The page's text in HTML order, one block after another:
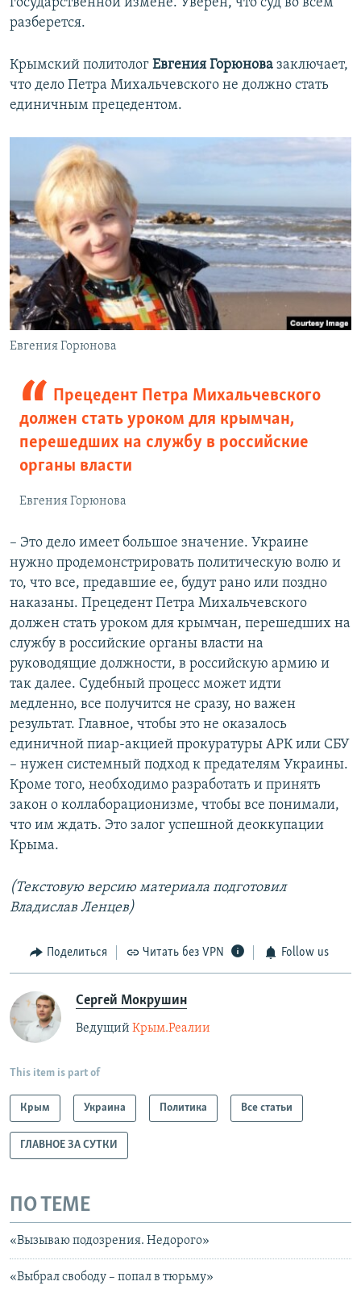
государственной измене. Уверен, что суд во всем
разберется.
Крымский политолог Евгения Горюнова заключает,
что дело Петра Михальчевского не должно стать
единичным прецедентом.
Евгения Горюнова
Прецедент Петра Михальчевского
должен стать уроком для крымчан,
перешедших на службу в российские
органы власти
Евгения Горюнова
– Это дело имеет большое значение. Украине
нужно продемонстрировать политическую волю и
то, что все, предавшие ее, будут рано или поздно
наказаны. Прецедент Петра Михальчевского
должен стать уроком для крымчан, перешедших на
службу в российские органы власти на
руководящие должности, в российскую армию и
так далее. Судебный процесс может идти
медленно, все получится не сразу, но важен
результат. Главное, чтобы это не оказалось
единичной пиар-акцией прокуратуры АРК или СБУ
– нужен системный подход к предателям Украины.
Кроме того, необходимо разработать и принять
закон о коллаборационизме, чтобы все понимали,
что им ждать. Это залог успешной деоккупации
Крыма.
(Текстовую версию материала подготовил
Владислав Ленцев)
Поделиться Читать без VPN Follow us
Сергей Мокрушин
Ведущий Крым.Реалии
This item is part of
Крым Украина Политика Все статьи
ГЛАВНОЕ ЗА СУТКИ
ПО ТЕМЕ
«Вызываю подозрения. Недорого»
«Выбрал свободу – попал в тюрьму»